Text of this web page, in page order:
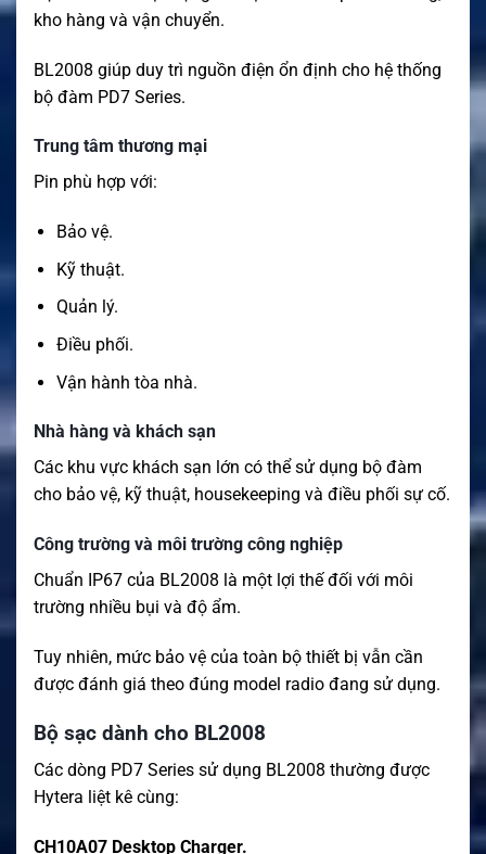
kho hàng và vận chuyển.
BL2008 giúp duy trì nguồn điện ổn định cho hệ thống
bộ đàm PD7 Series.
Trung tâm thương mại
Pin phù hợp với:
Bảo vệ.
Kỹ thuật.
Quản lý.
Điều phối.
Vận hành tòa nhà.
Nhà hàng và khách sạn
Các khu vực khách sạn lớn có thể sử dụng bộ đàm
cho bảo vệ, kỹ thuật, housekeeping và điều phối sự cố.
Công trường và môi trường công nghiệp
Chuẩn IP67 của BL2008 là một lợi thế đối với môi
trường nhiều bụi và độ ẩm.
Tuy nhiên, mức bảo vệ của toàn bộ thiết bị vẫn cần
được đánh giá theo đúng model radio đang sử dụng.
Bộ sạc dành cho BL2008
Các dòng PD7 Series sử dụng BL2008 thường được
Hytera liệt kê cùng:
CH10A07 Desktop Charger.